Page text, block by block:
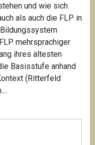
und wie sich
als auch die FLP in
mehrsprachiger
ihres ältesten
Basisstufe anhand
(Ritterfeld